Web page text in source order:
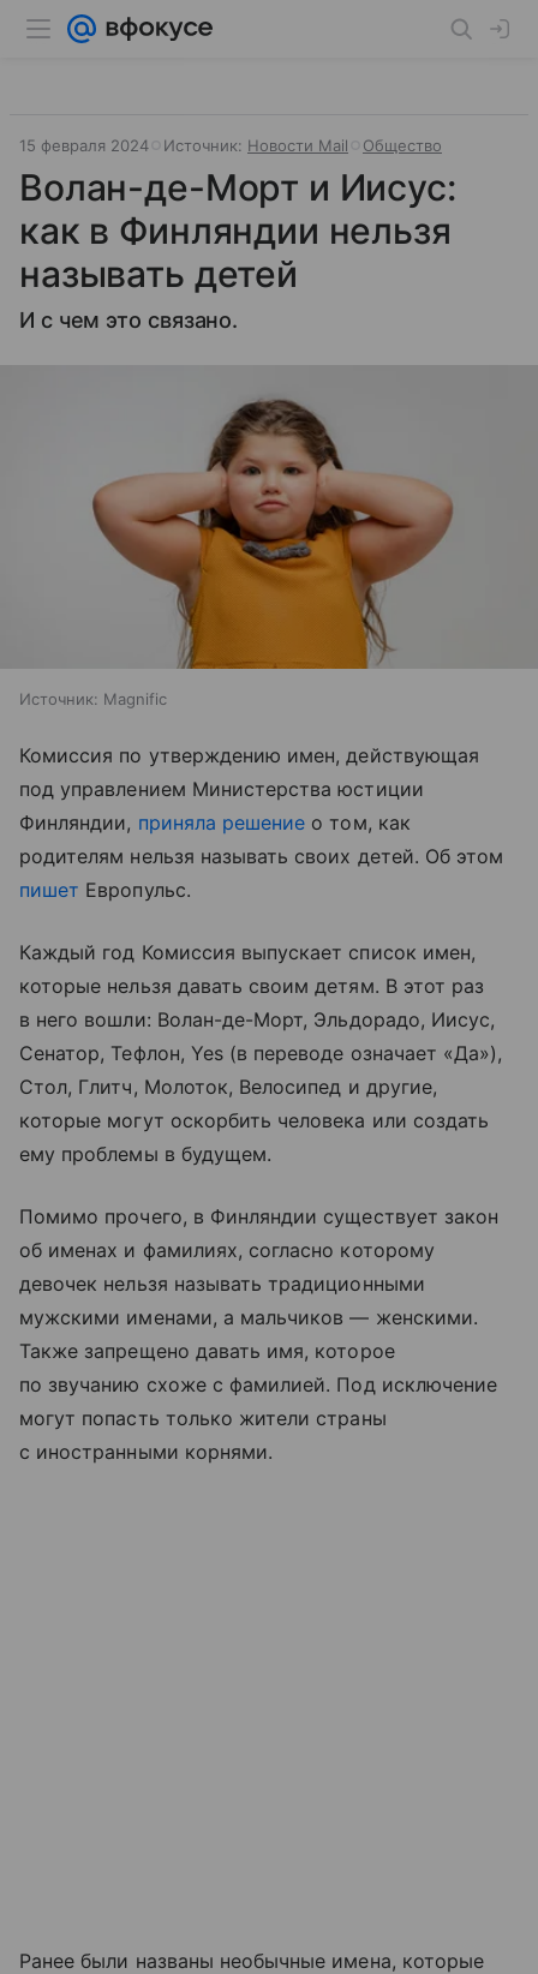
15 февраля 2024 Источник: Новости Mail Общество
Волан-де-Морт и Иисус:
как в Финляндии нельзя
называть детей
И с чем это связано.
Источник: Magnific
Комиссия по утверждению имен, действующая
под управлением Министерства юстиции
Финляндии, приняла решение о том, как
родителям нельзя называть своих детей. Об этом
пишет Европульс.
Каждый год Комиссия выпускает список имен,
которые нельзя давать своим детям. В этот раз
в него вошли: Волан-де-Морт, Эльдорадо, Иисус,
Сенатор, Тефлон, Yes (в переводе означает «Да»),
Стол, Глитч, Молоток, Велосипед и другие,
которые могут оскорбить человека или создать
ему проблемы в будущем.
Помимо прочего, в Финляндии существует закон
об именах и фамилиях, согласно которому
девочек нельзя называть традиционными
мужскими именами, а мальчиков — женскими.
Также запрещено давать имя, которое
по звучанию схоже с фамилией. Под исключение
могут попасть только жители страны
с иностранными корнями.
Ранее были названы необычные имена, которые